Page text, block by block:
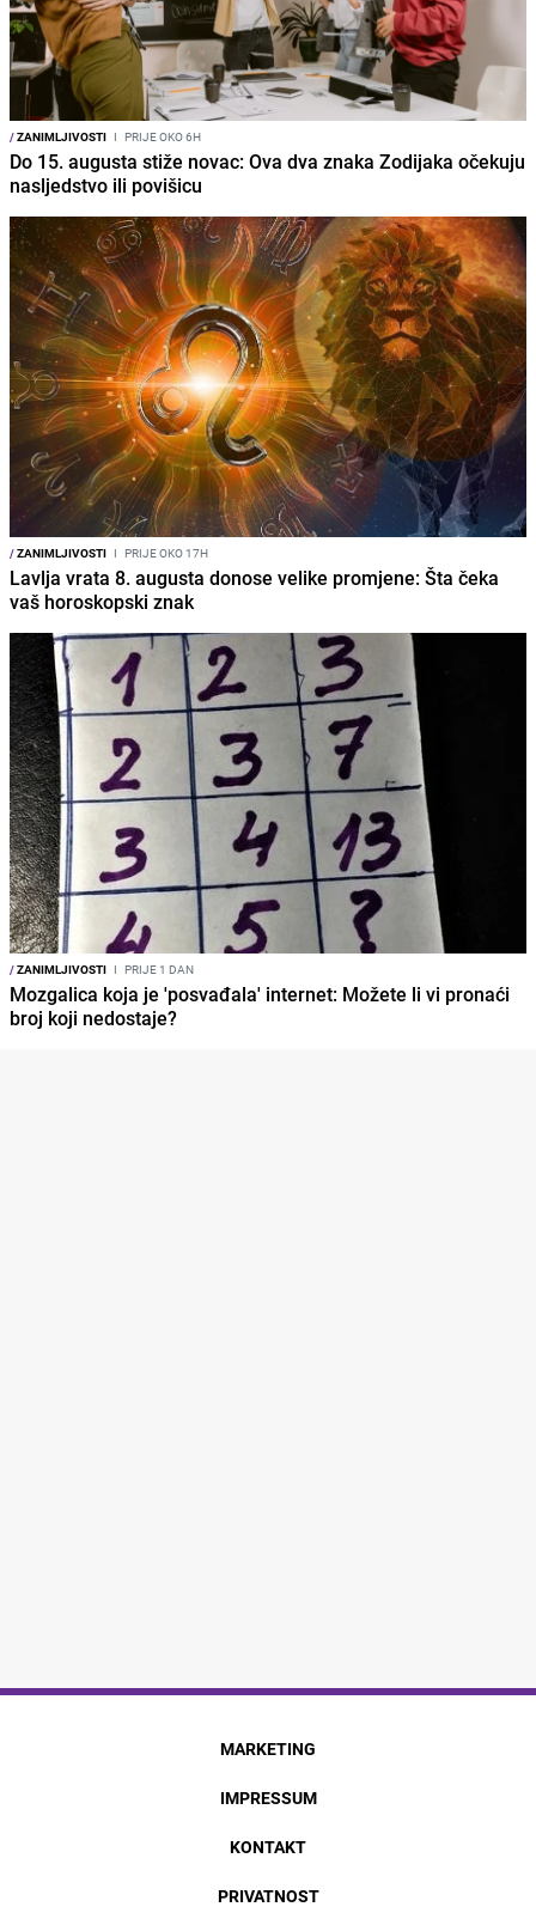
/ZANIMLJIVOSTI I PRIJE OKO 6H
Do 15. augusta stiže novac: Ova dva znaka Zodijaka očekuju
nasljedstvo ili povišicu
/ZANIMLJIVOSTI I PRIJE OKO 17H
Lavlja vrata 8. augusta donose velike promjene: Šta čeka
vaš horoskopski znak
/ZANIMLJIVOSTI I PRIJE 1 DAN
Mozgalica koja je 'posvađala' internet: Možete li vi pronaći
broj koji nedostaje?
MARKETING
IMPRESSUM
KONTAKT
PRIVATNOST